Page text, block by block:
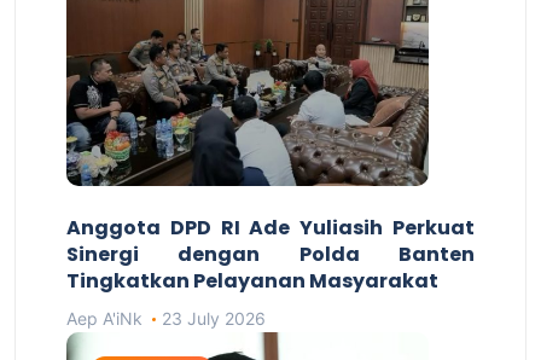
Anggota DPD RI Ade Yuliasih Perkuat
Sinergi dengan Polda Banten
Tingkatkan Pelayanan Masyarakat
Aep A'iNk 23 July 2026